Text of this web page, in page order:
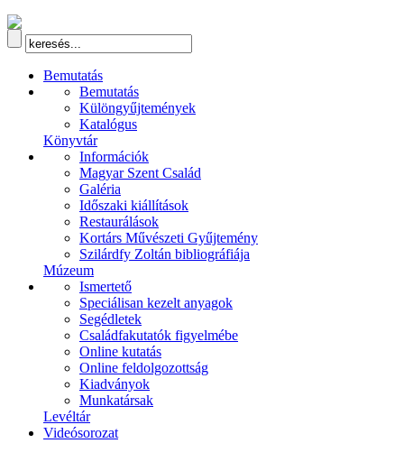
Bemutatás
Bemutatás
Különgyűjtemények
Katalógus
Könyvtár
Információk
Magyar Szent Család
Galéria
Időszaki kiállítások
Restaurálások
Kortárs Művészeti Gyűjtemény
Szilárdfy Zoltán bibliográfiája
Múzeum
Ismertető
Speciálisan kezelt anyagok
Segédletek
Családfakutatók figyelmébe
Online kutatás
Online feldolgozottság
Kiadványok
Munkatársak
Levéltár
Videósorozat